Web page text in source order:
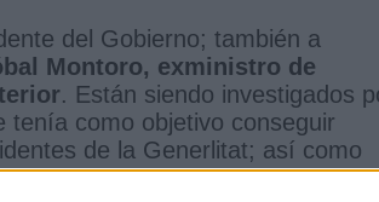
del Gobierno; también a
Montoro, exministro de
. Están siendo investigados
tenía como objetivo conseguir
de la Generlitat; así como